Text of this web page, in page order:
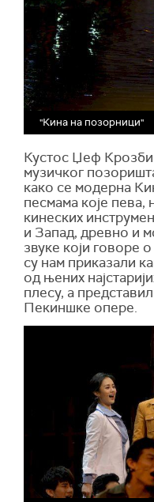
"Кина на позорници"
Кустос Џеф Крозби
музичког
како се модерна
песмама које пева,
кинеских
и Запад, древно и
звуке који говоре
су нам приказали
од њених
плесу, а
Пекиншке опере.